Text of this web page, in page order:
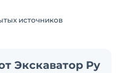
источников
Экскаватор Ру